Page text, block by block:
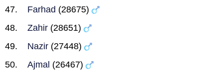
Farhad (28675)
Zahir (28651)
Nazir (27448)
Ajmal (26467)